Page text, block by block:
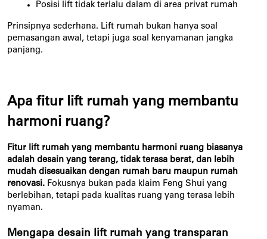
Posisi lift tidak terlalu dalam di area privat rumah
Prinsipnya sederhana. Lift rumah bukan hanya soal
pemasangan awal, tetapi juga soal kenyamanan jangka
panjang.
Apa fitur lift rumah yang membantu
harmoni ruang?
Fitur lift rumah yang membantu harmoni ruang biasanya
adalah desain yang terang, tidak terasa berat, dan lebih
mudah disesuaikan dengan rumah baru maupun rumah
renovasi. Fokusnya bukan pada klaim Feng Shui yang
berlebihan, tetapi pada kualitas ruang yang terasa lebih
nyaman.
Mengapa desain lift rumah yang transparan